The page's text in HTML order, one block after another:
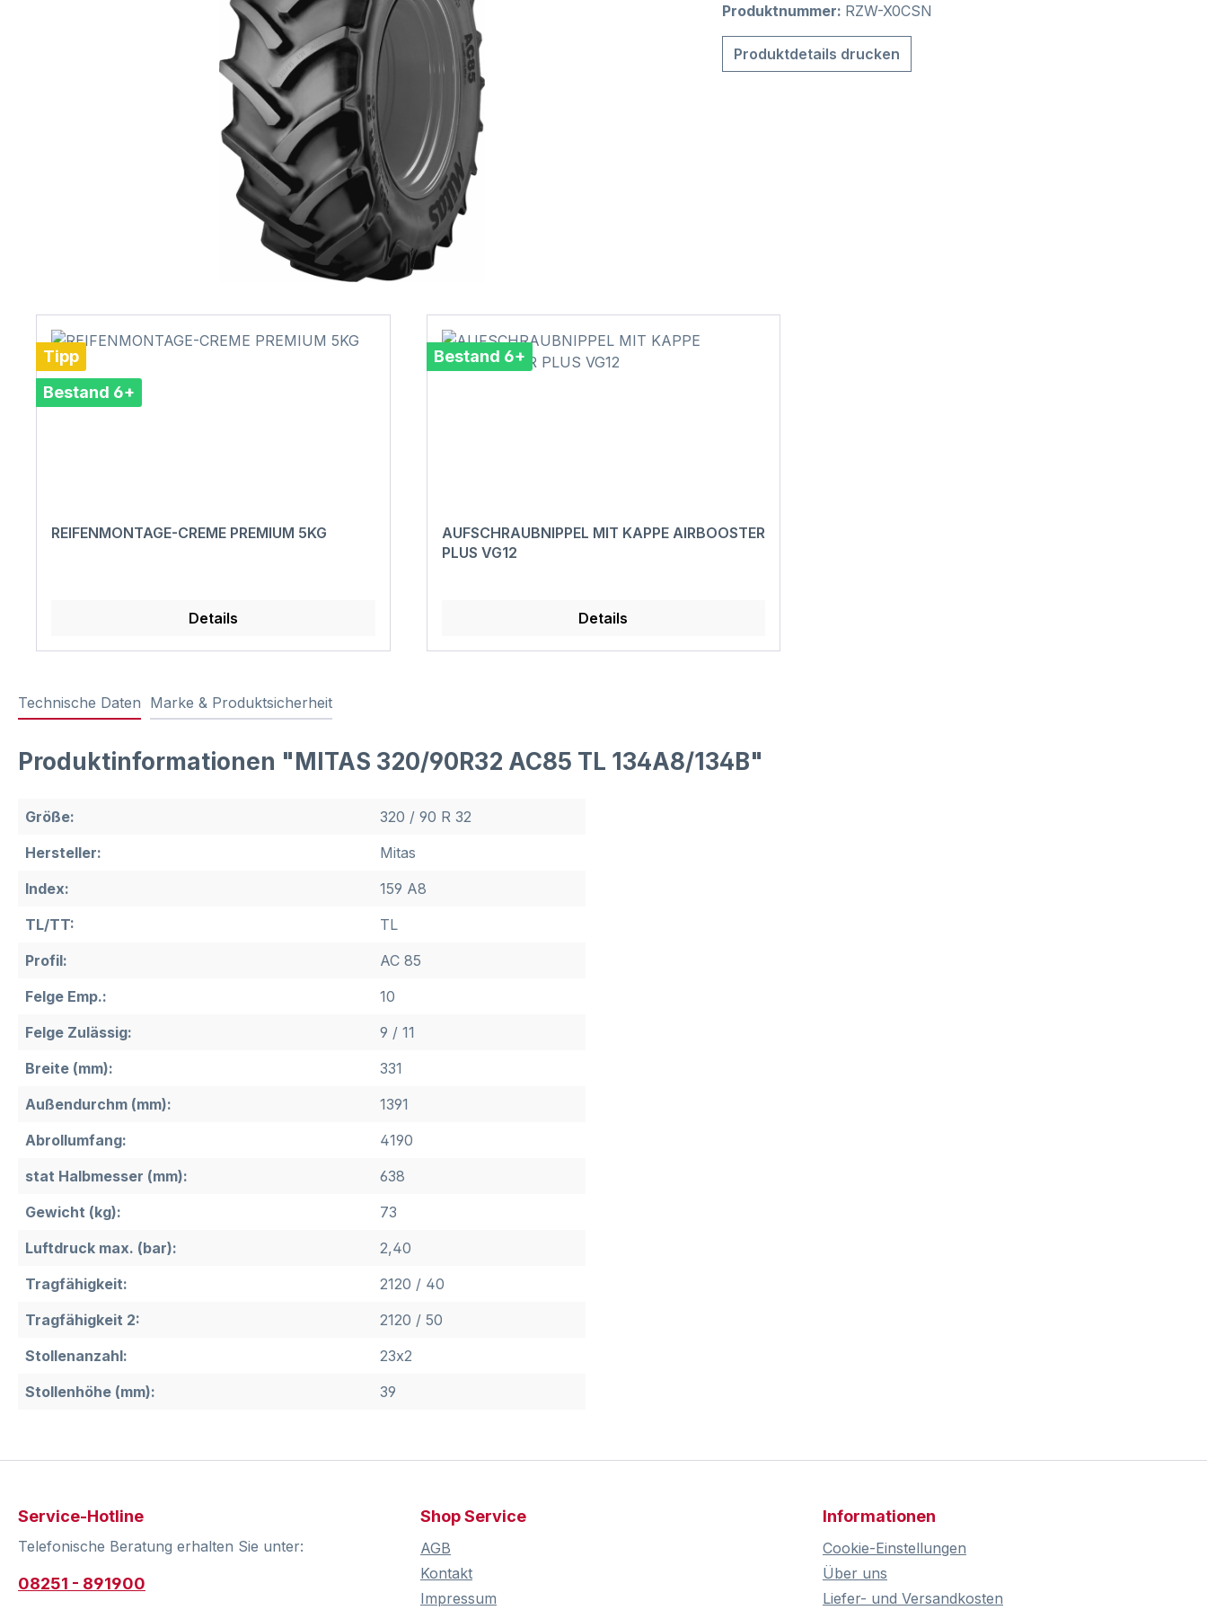
Produktnummer: RZW-X0CSN
Produktdetails drucken
Tipp
Bestand 6+
REIFENMONTAGE-CREME PREMIUM 5KG
Details
Bestand 6+
AUFSCHRAUBNIPPEL MIT KAPPE AIRBOOSTER
PLUS VG12
Details
Technische Daten Marke & Produktsicherheit
Produktinformationen "MITAS 320/90R32 AC85 TL 134A8/134B"
Größe:
320 / 90 R 32
Hersteller:
Mitas
Index:
159 A8
TL/TT:
TL
Profil:
AC 85
Felge Emp.:
10
Felge Zulässig:
9 / 11
Breite (mm):
331
Außendurchm (mm):
1391
Abrollumfang:
4190
stat Halbmesser (mm):
638
Gewicht (kg):
73
Luftdruck max. (bar):
2,40
Tragfähigkeit:
2120 / 40
Tragfähigkeit 2:
2120 / 50
Stollenanzahl:
23x2
Stollenhöhe (mm):
39
Service-Hotline
Telefonische Beratung erhalten Sie unter:
08251 - 891900
Shop Service
AGB
Kontakt
Impressum
Informationen
Cookie-Einstellungen
Über uns
Liefer- und Versandkosten